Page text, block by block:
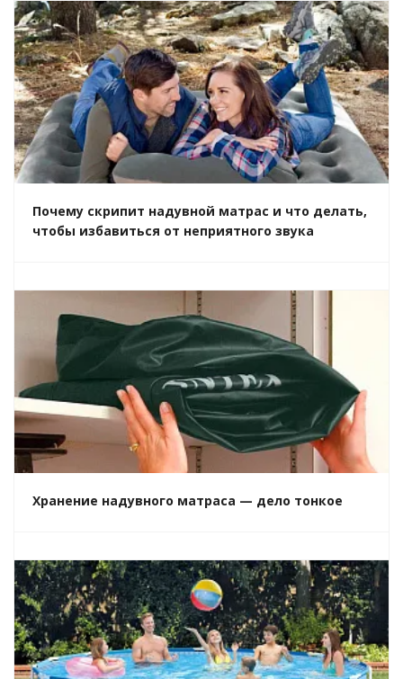
Почему скрипит надувной матрас и что делать,
чтобы избавиться от неприятного звука
Хранение надувного матраса — дело тонкое